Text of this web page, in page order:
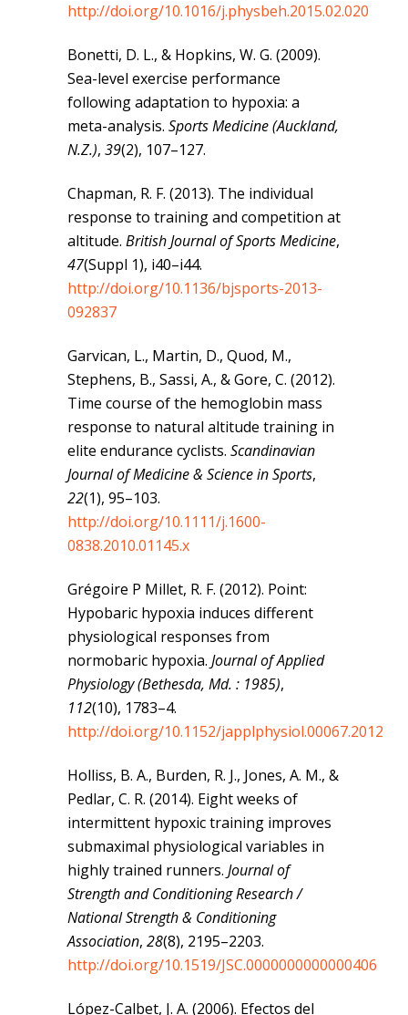
http://doi.org/10.1016/j.physbeh.2015.02.020
Bonetti, D. L., & Hopkins, W. G. (2009).
Sea-level exercise performance
following adaptation to hypoxia: a
meta-analysis. Sports Medicine (Auckland,
N.Z.), 39(2), 107–127.
Chapman, R. F. (2013). The individual
response to training and competition at
altitude. British Journal of Sports Medicine,
47(Suppl 1), i40–i44.
http://doi.org/10.1136/bjsports-2013-
092837
Garvican, L., Martin, D., Quod, M.,
Stephens, B., Sassi, A., & Gore, C. (2012).
Time course of the hemoglobin mass
response to natural altitude training in
elite endurance cyclists. Scandinavian
Journal of Medicine & Science in Sports,
22(1), 95–103.
http://doi.org/10.1111/j.1600-
0838.2010.01145.x
Grégoire P Millet, R. F. (2012). Point:
Hypobaric hypoxia induces different
physiological responses from
normobaric hypoxia. Journal of Applied
Physiology (Bethesda, Md. : 1985),
112(10), 1783–4.
http://doi.org/10.1152/japplphysiol.00067.2012
Holliss, B. A., Burden, R. J., Jones, A. M., &
Pedlar, C. R. (2014). Eight weeks of
intermittent hypoxic training improves
submaximal physiological variables in
highly trained runners. Journal of
Strength and Conditioning Research /
National Strength & Conditioning
Association, 28(8), 2195–2203.
http://doi.org/10.1519/JSC.0000000000000406
López-Calbet, J. A. (2006). Efectos del